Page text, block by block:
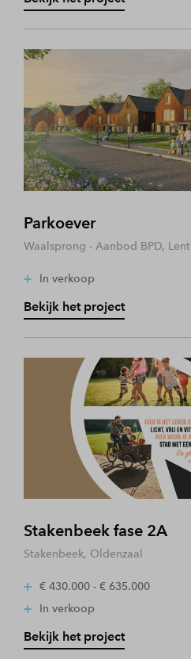
Parkoever
Waalsprong - Aanbod BPD, Lent
In verkoop
Bekijk het project
Stakenbeek fase 2A
Stakenbeek, Oldenzaal
€ 430.000 - € 635.000
In verkoop
Bekijk het project